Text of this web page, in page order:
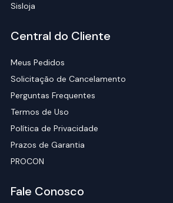
Sisloja
Central do Cliente
Meus Pedidos
Solicitação de Cancelamento
Perguntas Frequentes
Termos de Uso
Política de Privacidade
Prazos de Garantia
PROCON
Fale Conosco